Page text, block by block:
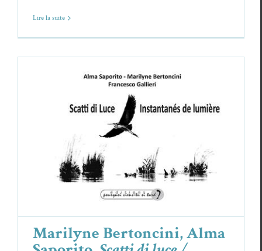
Lire la suite
Marilyne Bertoncini, Alma Saporito,
Scatti di luce / Instantanés de lumière
Alma Saporito Critiques Marilyne Bertoncini
Marilyne Bertoncini, Alma